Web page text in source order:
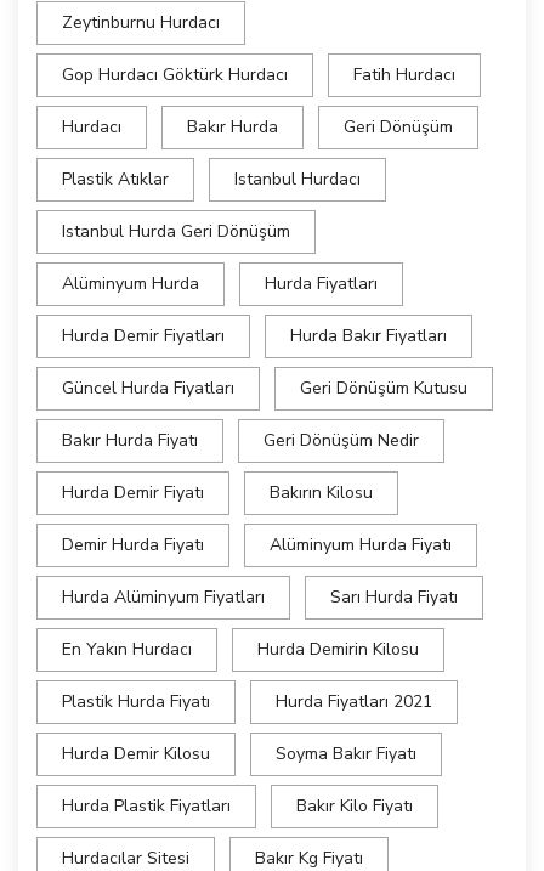
Zeytinburnu Hurdacı
Gop Hurdacı Göktürk Hurdacı Fatih Hurdacı
Hurdacı Bakır Hurda Geri Dönüşüm
Plastik Atıklar Istanbul Hurdacı
Istanbul Hurda Geri Dönüşüm
Alüminyum Hurda Hurda Fiyatları
Hurda Demir Fiyatları Hurda Bakır Fiyatları
Güncel Hurda Fiyatları Geri Dönüşüm Kutusu
Bakır Hurda Fiyatı Geri Dönüşüm Nedir
Hurda Demir Fiyatı Bakırın Kilosu
Demir Hurda Fiyatı Alüminyum Hurda Fiyatı
Hurda Alüminyum Fiyatları Sarı Hurda Fiyatı
En Yakın Hurdacı Hurda Demirin Kilosu
Plastik Hurda Fiyatı Hurda Fiyatları 2021
Hurda Demir Kilosu Soyma Bakır Fiyatı
Hurda Plastik Fiyatları Bakır Kilo Fiyatı
Hurdacılar Sitesi Bakır Kg Fiyatı